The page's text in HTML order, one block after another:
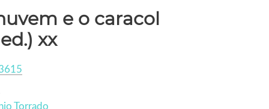
e o caracol
ed.) xx
Torrado